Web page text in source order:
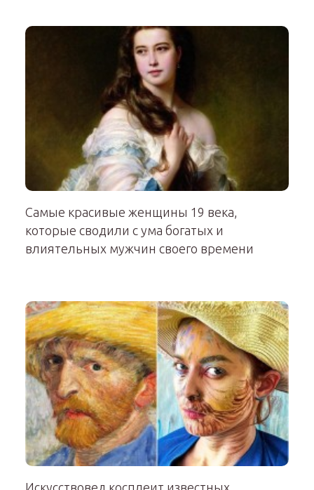
Самые красивые женщины 19 века,
которые сводили с ума богатых и
влиятельных мужчин своего времени